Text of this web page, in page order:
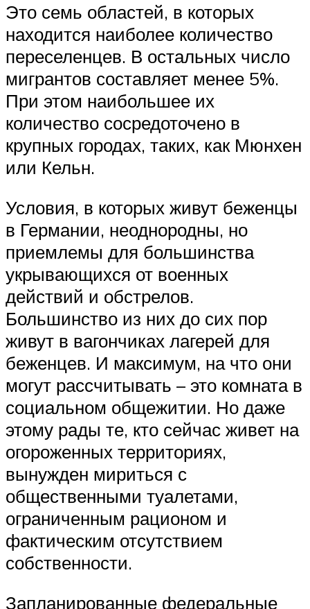
Это семь областей, в которых
находится наиболее количество
переселенцев. В остальных число
мигрантов составляет менее 5%.
При этом наибольшее их
количество сосредоточено в
крупных городах, таких, как Мюнхен
или Кельн.
Условия, в которых живут беженцы
в Германии, неоднородны, но
приемлемы для большинства
укрывающихся от военных
действий и обстрелов.
Большинство из них до сих пор
живут в вагончиках лагерей для
беженцев. И максимум, на что они
могут рассчитывать – это комната в
социальном общежитии. Но даже
этому рады те, кто сейчас живет на
огороженных территориях,
вынужден мириться с
общественными туалетами,
ограниченным рационом и
фактическим отсутствием
собственности.
Запланированные федеральные